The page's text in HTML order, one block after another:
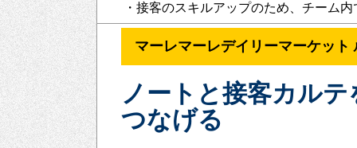
・接客のスキルアップのため、チーム
マーレマーレデイリーマーケット
ノートと接客カル
つなげる